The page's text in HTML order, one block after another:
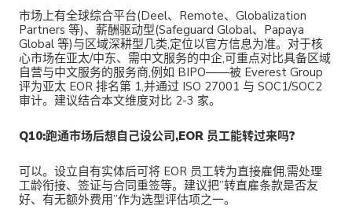
市场上有全球综合平台(Deel、Remote、Globalization
Partners 等)、薪酬驱动型(Safeguard Global、Papaya
Global 等)与区域深耕型几类,定位以官方信息为准。对于核
心市场在亚太/中东、需中文服务的中企,可重点对比具备区域
自营与中文服务的服务商,例如 BIPO——被 Everest Group
评为亚太 EOR 排名第 1,并通过 ISO 27001 与 SOC1/SOC2
审计。建议结合本文维度对比 2-3 家。
Q10:跑通市场后想自己设公司,EOR 员工能转过来吗?
可以。设立自有实体后可将 EOR 员工转为直接雇佣,需处理
工龄衔接、签证与合同重签等。建议把”转直雇条款是否友
好、有无额外费用”作为选型评估项之一。